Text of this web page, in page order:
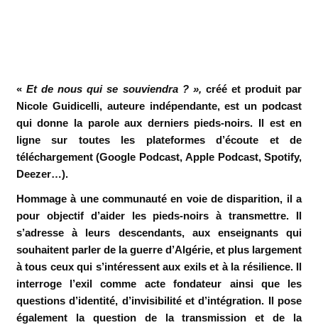
« Et de nous qui se souviendra ? », créé et produit par
Nicole Guidicelli, auteure indépendante, est un podcast
qui donne la parole aux derniers pieds-noirs. Il est en
ligne sur toutes les plateformes d’écoute et de
téléchargement (Google Podcast, Apple Podcast, Spotify,
Deezer…).
Hommage à une communauté en voie de disparition, il a
pour objectif d’aider les pieds-noirs à transmettre. Il
s’adresse à leurs descendants, aux enseignants qui
souhaitent parler de la guerre d’Algérie, et plus largement
à tous ceux qui s’intéressent aux exils et à la résilience. Il
interroge l’exil comme acte fondateur ainsi que les
questions d’identité, d’invisibilité et d’intégration. Il pose
également la question de la transmission et de la